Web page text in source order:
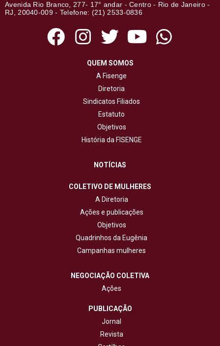
Avenida Rio Branco, 277- 17° andar - Centro - Rio de Janeiro -
RJ, 20040-009 - Telefone: (21) 2533-0836
QUEM SOMOS
A Fisenge
Diretoria
Sindicatos Filiados
Estatuto
Objetivos
História da FISENGE
NOTÍCIAS
COLETIVO DE MULHERES
A Diretoria
Ações e publicações
Objetivos
Quadrinhos da Eugênia
Campanhas mulheres
NEGOCIAÇÃO COLETIVA
Ações
PUBLICAÇÃO
Jornal
Revista